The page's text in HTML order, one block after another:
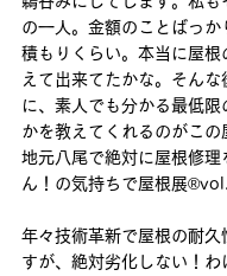
の一人。金額のことばっか
積もりくらい。本当に屋根
えて出来てたかな。そん
に、素人でも分かる最低限
かを教えてくれるのがこ
地元八尾で絶対に屋根修理
ん！の気持ちで屋根展
年々技術革新で屋根の耐久
すが、絶対劣化しない！わ